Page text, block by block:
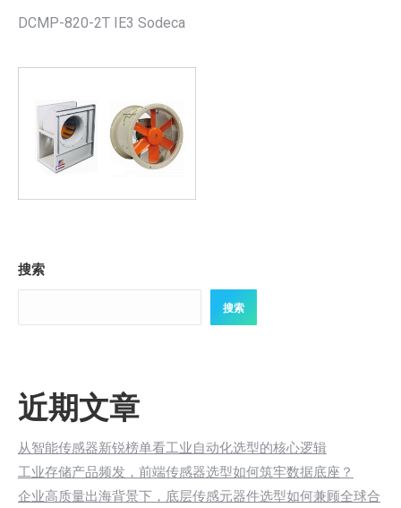
DCMP-820-2T IE3 Sodeca
搜索
搜索
近期文章
从智能传感器新锐榜单看工业自动化选型的核心逻辑
工业存储产品频发，前端传感器选型如何筑牢数据底座？
企业高质量出海背景下，底层传感元器件选型如何兼顾全球合